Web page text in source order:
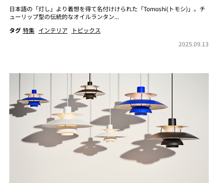
日本語の「灯し」より着想を得て名付けけられた「Tomoshi(トモシ)」。チ
ューリップ型の伝統的なオイルランタン...
タグ 特集 インテリア
トピックス
2025.09.13